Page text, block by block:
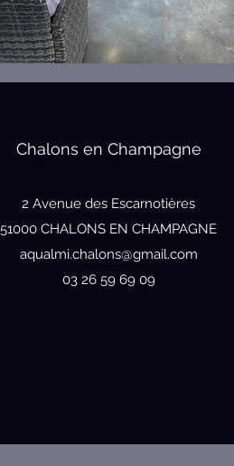
Chalons en Champagne
2 Avenue des Escarnotières
51000 CHALONS EN CHAMPAGNE
aqualmi.chalons@gmail.com
03 26 59 69 09